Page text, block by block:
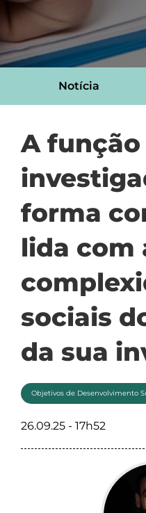
Notícia
A função
forma
lida com
sociais
da sua
Objetivos de Desenvolvimento
26.09.25 - 17h52